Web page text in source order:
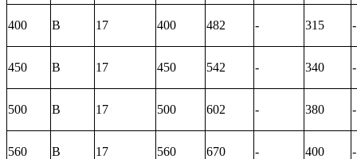
400 В 17 400 482 - 315 -
450 В 17 450 542 - 340 -
500 В 17 500 602 - 380 -
560 В 17 560 670 - 400 -